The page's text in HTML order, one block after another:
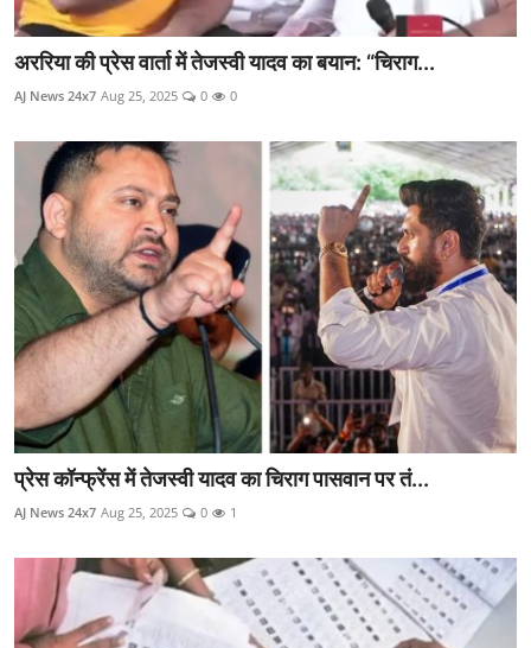
अररिया की प्रेस वार्ता में तेजस्वी यादव का बयान: “चिराग...
AJ News 24x7 Aug 25, 2025 0 0
प्रेस कॉन्फ्रेंस में तेजस्वी यादव का चिराग पासवान पर तं...
AJ News 24x7 Aug 25, 2025 0 1